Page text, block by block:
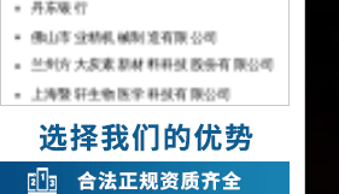
佛山市业精机械制造有限公司
兰州方大炭素新材料科技股份有限公司
上海暨轩生物医学科技有限公司
深圳宇宏集团
中国银行湛江分行
佛山市顺德农村商银行
中共汉滨区委